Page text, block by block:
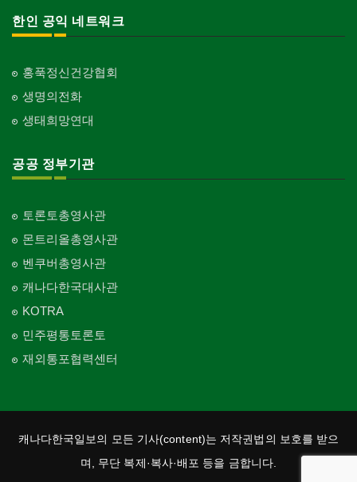
한인 공익 네트워크
홍푹정신건강협회
생명의전화
생태희망연대
공공 정부기관
토론토총영사관
몬트리올총영사관
벤쿠버총영사관
캐나다한국대사관
KOTRA
민주평통토론토
재외통포협력센터
캐나다한국일보의 모든 기사(content)는 저작권법의 보호를 받으
며, 무단 복제·복사·배포 등을 금합니다.